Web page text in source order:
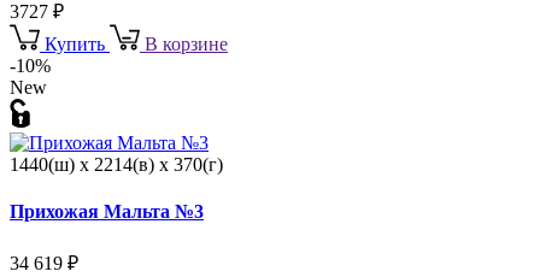
3727 ₽
Купить
В корзине
-10%
New
1440(ш) x 2214(в) x 370(г)
Прихожая Мальта №3
34 619 ₽